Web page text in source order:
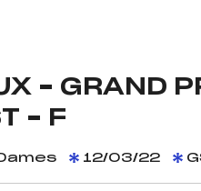
– GRAND
– F
12/03/22